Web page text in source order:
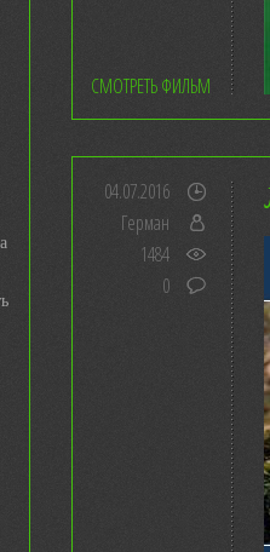
СМОТРЕТЬ ФИЛЬМ
04.07.2016
Герман
1484
0